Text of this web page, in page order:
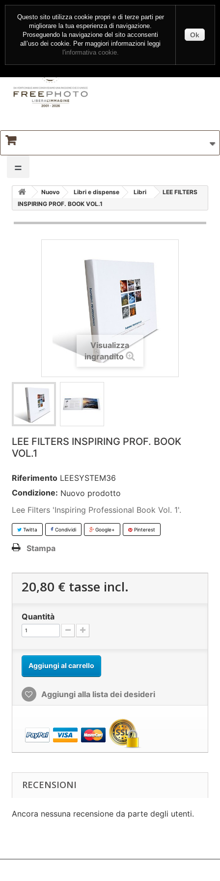
=
Nuovo Libri e dispense Libri
LEE FILTERS
INSPIRING PROF. BOOK VOL.1
Visualizza
ingrandito
LEE FILTERS INSPIRING PROF. BOOK
VOL.1
Riferimento LEESYSTEM36
Condizione: Nuovo prodotto
Lee Filters 'Inspiring Professional Book Vol. 1'.
Twitta Condividi Google+ Pinterest
Stampa
20,80 €tasse incl.
Quantità
Aggiungi al carrello
Aggiungi alla lista dei desideri
RECENSIONI
Ancora nessuna recensione da parte degli utenti.
Questo sito utilizza cookie propri e di terze parti per
migliorare la tua esperienza di navigazione.
Proseguendo la navigazione del sito acconsenti
all’uso dei cookie. Per maggiori informazioni leggi
l'informativa cookie.
Ok